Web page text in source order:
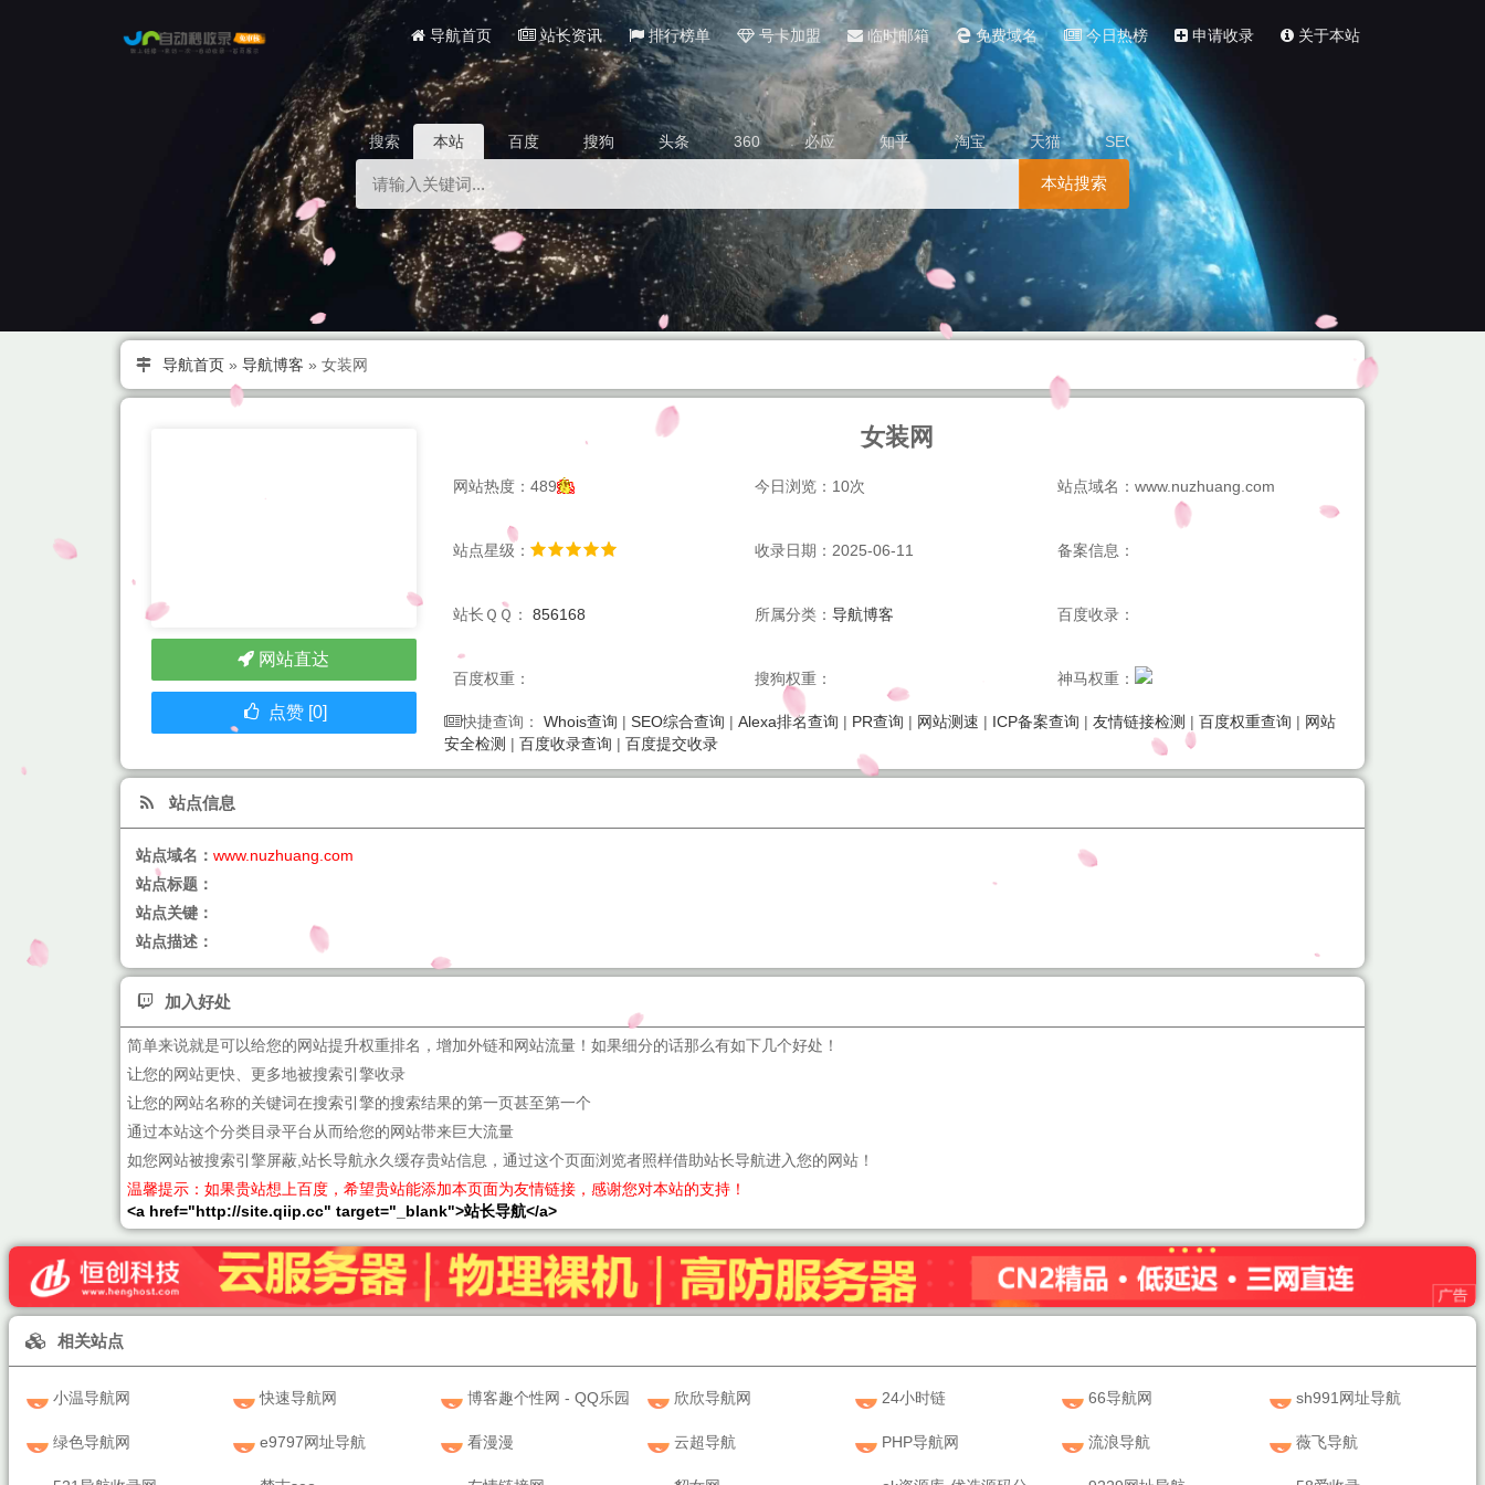
导航首页 站长资讯 排行榜单 号卡加盟 临时邮箱 免费域名 今日热榜 申请收录 关于本站
搜索 本站 百度 搜狗 头条 360 必应 知乎 淘宝 天猫 SEO
本站搜索
导航首页» 导航博客 » 女装网
女装网
网站热度：489 今日浏览：10次 站点域名：www.nuzhuang.com
站点星级： 收录日期：2025-06-11 备案信息：
站长ＱＱ： 856168 所属分类：导航博客 百度收录：
百度权重： 搜狗权重： 神马权重：
快捷查询： Whois查询 | SEO综合查询 | Alexa排名查询 | PR查询 | 网站测速 | ICP备案查询 | 友情链接检测 | 百度权重查询 | 网站
安全检测 | 百度收录查询 | 百度提交收录
网站直达
点赞 [0]
站点信息
站点域名： www.nuzhuang.com
站点标题：
站点关键：
站点描述：
加入好处
简单来说就是可以给您的网站提升权重排名，增加外链和网站流量！如果细分的话那么有如下几个好处！
让您的网站更快、更多地被搜索引擎收录
让您的网站名称的关键词在搜索引擎的搜索结果的第一页甚至第一个
通过本站这个分类目录平台从而给您的网站带来巨大流量
如您网站被搜索引擎屏蔽,站长导航永久缓存贵站信息，通过这个页面浏览者照样借助站长导航进入您的网站！
温馨提示：如果贵站想上百度，希望贵站能添加本页面为友情链接，感谢您对本站的支持！
<a href="http://site.qiip.cc" target="_blank">站长导航</a>
相关站点
小温导航网 快速导航网 博客趣个性网 - QQ乐园 欣欣导航网 24小时链 66导航网 sh991网址导航
绿色导航网 e9797网址导航 看漫漫 云超导航 PHP导航网 流浪导航 薇飞导航